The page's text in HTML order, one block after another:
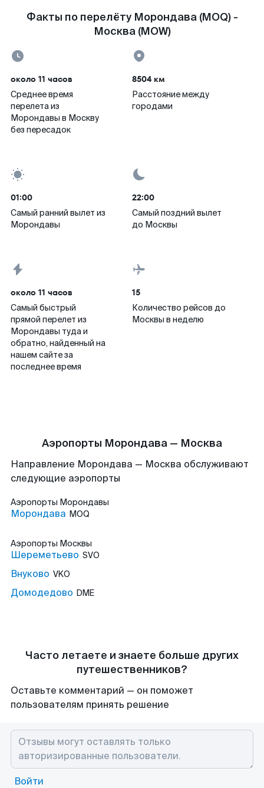
Факты по перелёту Морондава (MOQ) -
Москва (MOW)
около 11 часов
Среднее время
перелета из
Морондавы в Москву
без пересадок
8504 км
Расстояние между
городами
01:00
Самый ранний вылет из
Морондавы
22:00
Самый поздний вылет
до Москвы
около 11 часов
Самый быстрый
прямой перелет из
Морондавы туда и
обратно, найденный на
нашем сайте за
последнее время
15
Количество рейсов до
Москвы в неделю
Аэропорты Морондава — Москва
Направление Морондава — Москва обслуживают
следующие аэропорты
Аэропорты Морондавы
Морондава MOQ
Аэропорты Москвы
Шереметьево SVO
Внуково VKO
Домодедово DME
Часто летаете и знаете больше других
путешественников?
Оставьте комментарий — он поможет
пользователям принять решение
Войти